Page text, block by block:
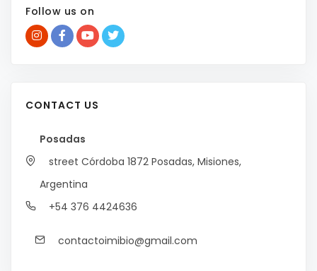
Follow us on
CONTACT US
Posadas
street Córdoba 1872 Posadas, Misiones,
Argentina
+54 376 4424636
contactoimibio@gmail.com